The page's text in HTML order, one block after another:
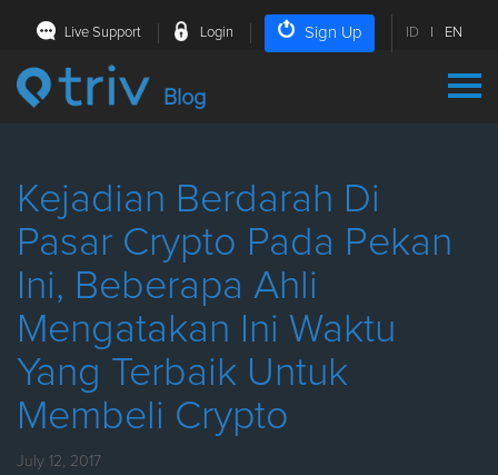
Live Support Login Sign Up ID EN
Blog
Kejadian Berdarah Di
Pasar Crypto Pada Pekan
Ini, Beberapa Ahli
Mengatakan Ini Waktu
Yang Terbaik Untuk
Membeli Crypto
July 12, 2017